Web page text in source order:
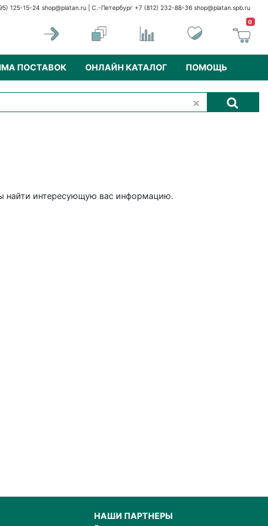
125-15-24 shop@platan.ru | С.-Петербург +7 (812) 232-88-36 shop@platan.spb.ru
0
ПОСТАВОК ОНЛАЙН КАТАЛОГ ПОМОЩЬ
найти интересующую вас информацию.
НАШИ ПАРТНЕРЫ